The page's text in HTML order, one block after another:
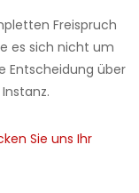
Freispruch
es sich nicht um
Entscheidung über
Sie uns Ihr